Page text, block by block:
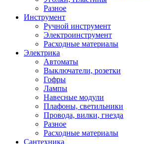
Разное
Инструмент
Ручной инструмент
Электроинструмент
Расходные материалы
Электрика
Автоматы
Выключатели, розетки
Гофры
Лампы
Навесные модули
Плафоны, светильники
Провода, вилки, гнезда
Разное
Расходные материалы
Сантехника